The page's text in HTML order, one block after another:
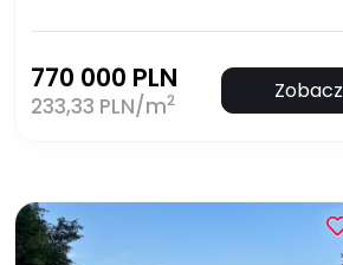
770 000 PLN
233,33 PLN/m2 Zobacz